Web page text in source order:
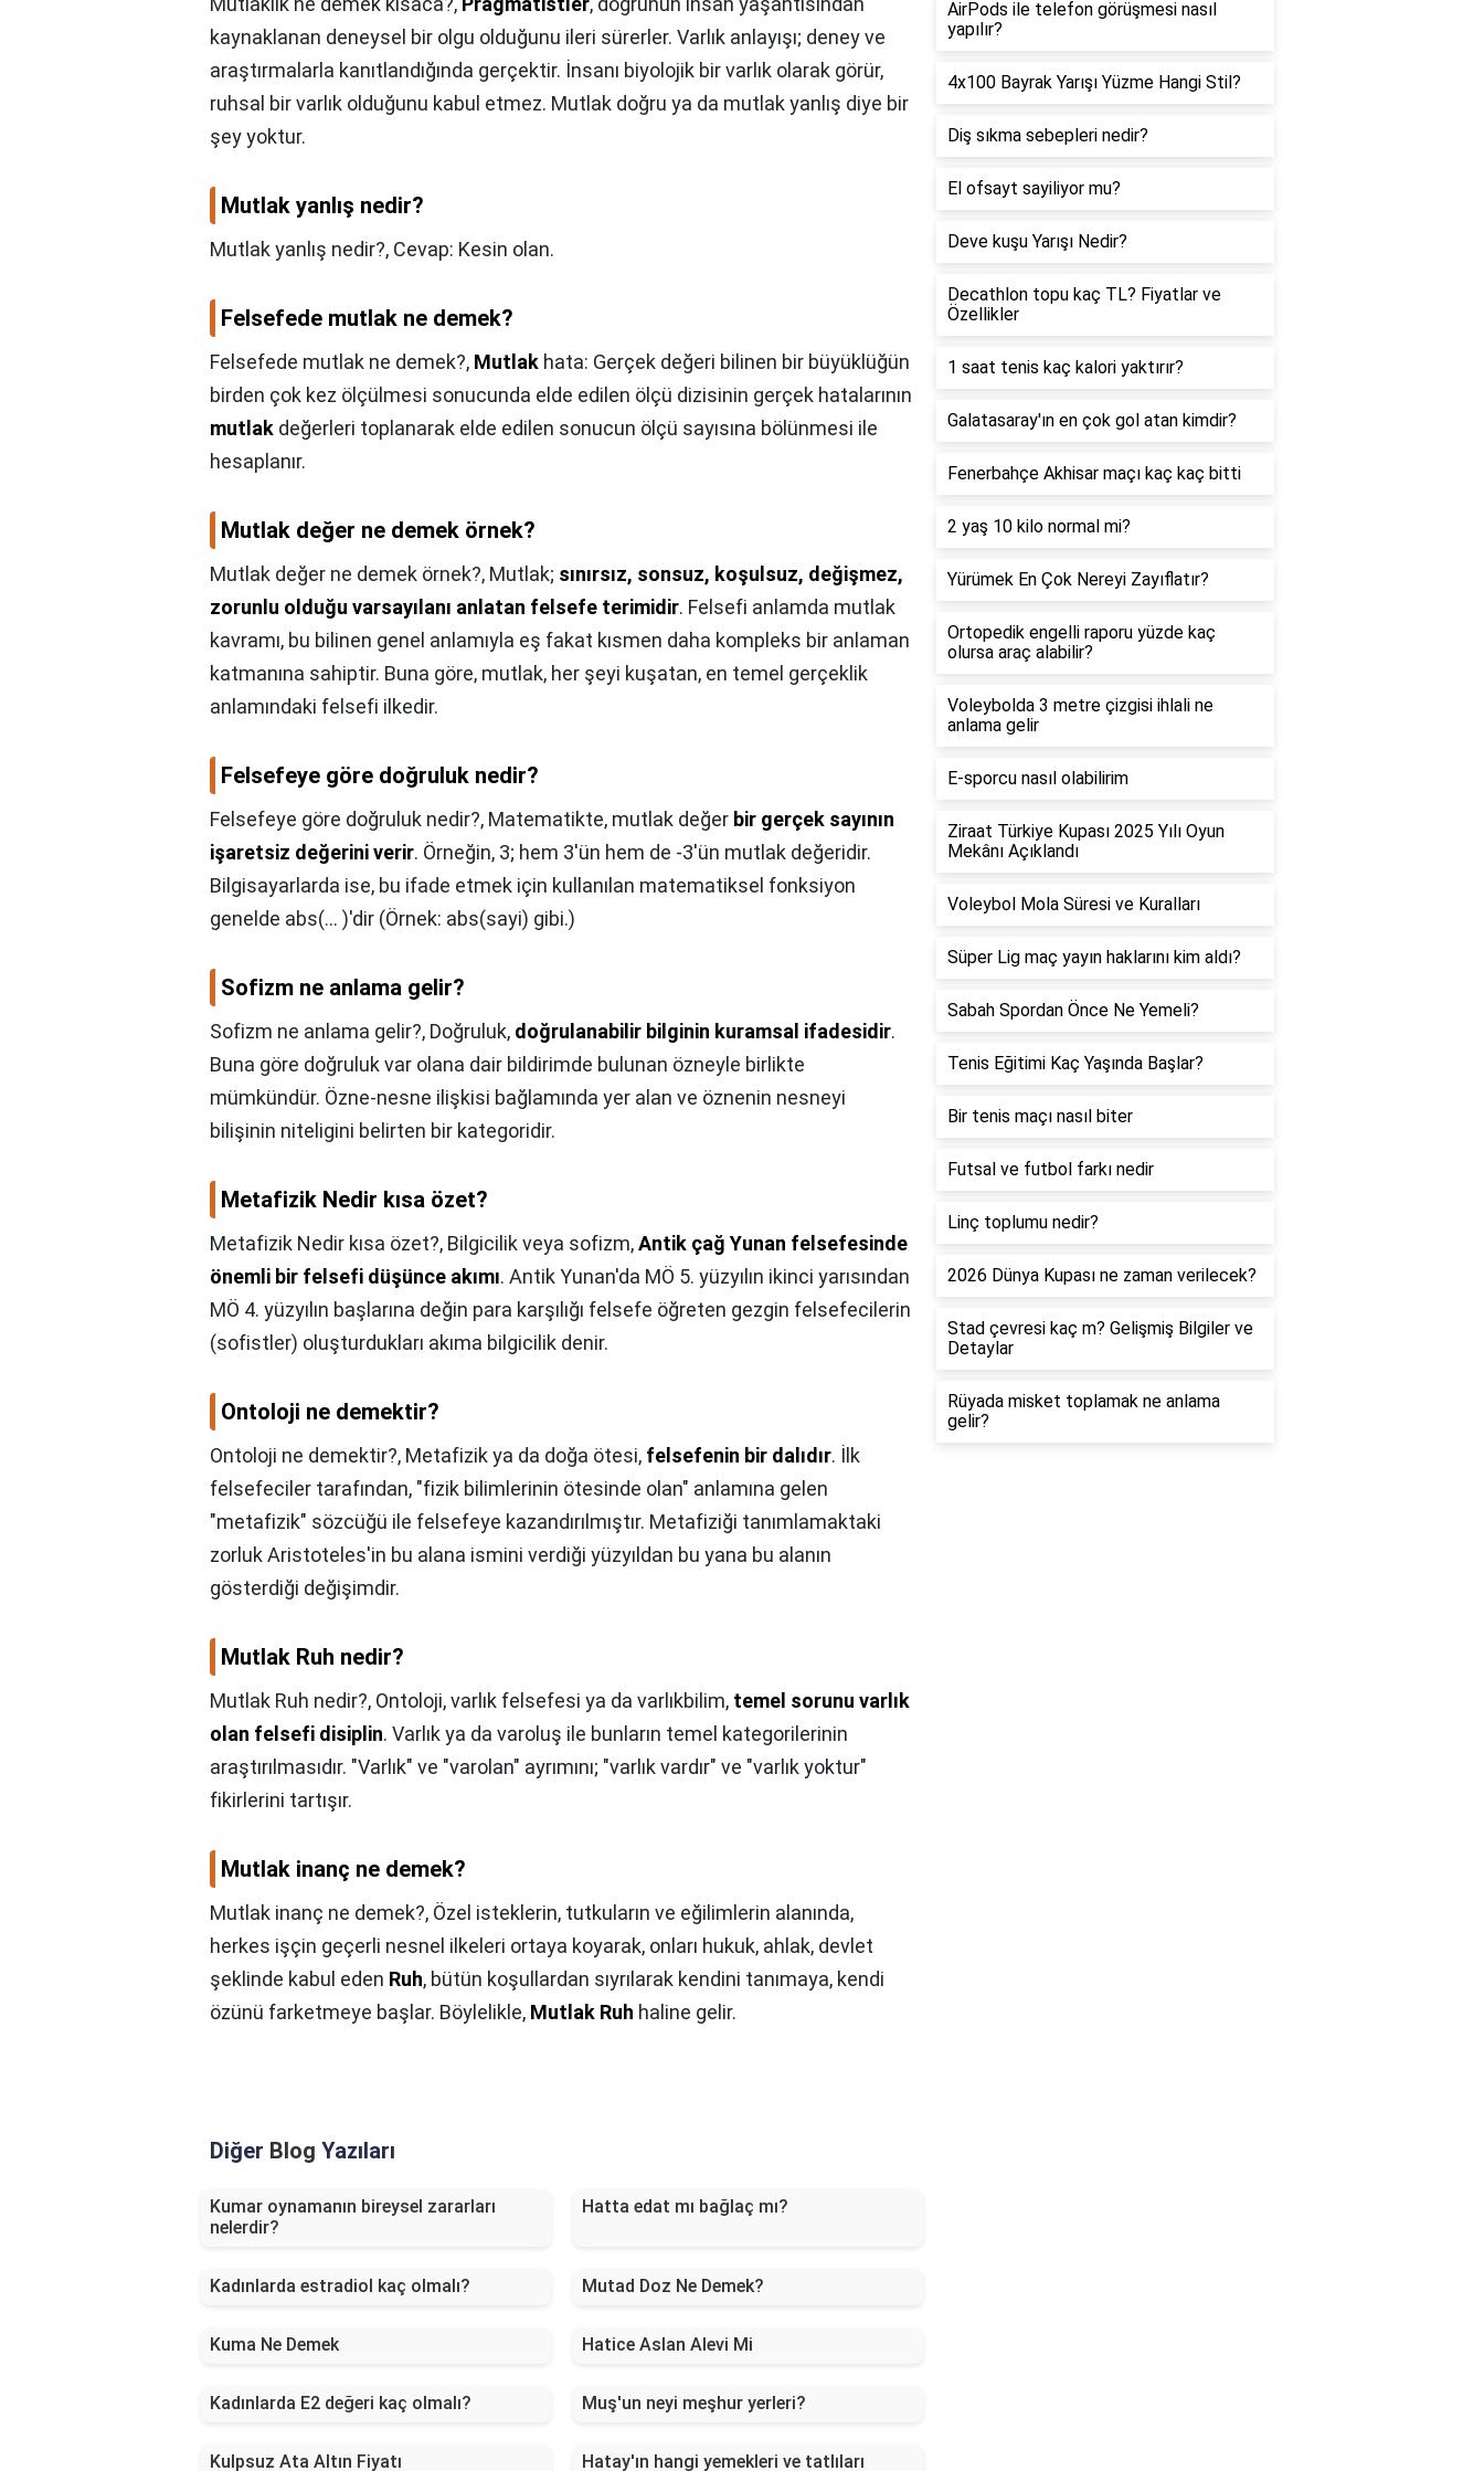
kaynaklanan deneysel bir olgu olduğunu ileri sürerler. Varlık anlayışı; deney ve
araştırmalarla kanıtlandığında gerçektir. İnsanı biyolojik bir varlık olarak görür,
ruhsal bir varlık olduğunu kabul etmez. Mutlak doğru ya da mutlak yanlış diye bir
şey yoktur.
Mutlak yanlış nedir?
Mutlak yanlış nedir?, Cevap: Kesin olan.
Felsefede mutlak ne demek?
Felsefede mutlak ne demek?, Mutlak hata: Gerçek değeri bilinen bir büyüklüğün
birden çok kez ölçülmesi sonucunda elde edilen ölçü dizisinin gerçek hatalarının
mutlak değerleri toplanarak elde edilen sonucun ölçü sayısına bölünmesi ile
hesaplanır.
Mutlak değer ne demek örnek?
Mutlak değer ne demek örnek?, Mutlak; sınırsız, sonsuz, koşulsuz, değişmez,
zorunlu olduğu varsayılanı anlatan felsefe terimidir. Felsefi anlamda mutlak
kavramı, bu bilinen genel anlamıyla eş fakat kısmen daha kompleks bir anlaman
katmanına sahiptir. Buna göre, mutlak, her şeyi kuşatan, en temel gerçeklik
anlamındaki felsefi ilkedir.
Felsefeye göre doğruluk nedir?
Felsefeye göre doğruluk nedir?, Matematikte, mutlak değer bir gerçek sayının
işaretsiz değerini verir. Örneğin, 3; hem 3'ün hem de -3'ün mutlak değeridir.
Bilgisayarlarda ise, bu ifade etmek için kullanılan matematiksel fonksiyon
genelde abs(... )'dir (Örnek: abs(sayi) gibi.)
Sofizm ne anlama gelir?
Sofizm ne anlama gelir?, Doğruluk, doğrulanabilir bilginin kuramsal ifadesidir.
Buna göre doğruluk var olana dair bildirimde bulunan özneyle birlikte
mümkündür. Özne-nesne ilişkisi bağlamında yer alan ve öznenin nesneyi
bilişinin niteligini belirten bir kategoridir.
Metafizik Nedir kısa özet?
Metafizik Nedir kısa özet?, Bilgicilik veya sofizm,Antik çağ Yunan felsefesinde
önemli bir felsefi düşünce akımı. Antik Yunan'da MÖ 5. yüzyılın ikinci yarısından
MÖ 4. yüzyılın başlarına değin para karşılığı felsefe öğreten gezgin felsefecilerin
(sofistler) oluşturdukları akıma bilgicilik denir.
Ontoloji ne demektir?
Ontoloji ne demektir?, Metafizik ya da doğa ötesi, felsefenin bir dalıdır. İlk
felsefeciler tarafından, "fizik bilimlerinin ötesinde olan" anlamına gelen
"metafizik" sözcüğü ile felsefeye kazandırılmıştır. Metafiziği tanımlamaktaki
zorluk Aristoteles'in bu alana ismini verdiği yüzyıldan bu yana bu alanın
gösterdiği değişimdir.
Mutlak Ruh nedir?
Mutlak Ruh nedir?, Ontoloji, varlık felsefesi ya da varlıkbilim, temel sorunu varlık
olan felsefi disiplin. Varlık ya da varoluş ile bunların temel kategorilerinin
araştırılmasıdır. "Varlık" ve "varolan" ayrımını; "varlık vardır" ve "varlık yoktur"
fikirlerini tartışır.
Mutlak inanç ne demek?
Mutlak inanç ne demek?, Özel isteklerin, tutkuların ve eğilimlerin alanında,
herkes işçin geçerli nesnel ilkeleri ortaya koyarak, onları hukuk, ahlak, devlet
şeklinde kabul eden Ruh, bütün koşullardan sıyrılarak kendini tanımaya, kendi
özünü farketmeye başlar. Böylelikle, Mutlak Ruh haline gelir.
Diğer Blog Yazıları
Kumar oynamanın bireysel zararları
nelerdir?
Hatta edat mı bağlaç mı?
Kadınlarda estradiol kaç olmalı? Mutad Doz Ne Demek?
Kuma Ne Demek Hatice Aslan Alevi Mi
Kadınlarda E2 değeri kaç olmalı? Muş'un neyi meşhur yerleri?
Kulpsuz Ata Altın Fiyatı Hatay'ın hangi yemekleri ve tatlıları
AirPods ile telefon görüşmesi nasıl
yapılır?
4x100 Bayrak Yarışı Yüzme Hangi Stil?
Diş sıkma sebepleri nedir?
El ofsayt sayiliyor mu?
Deve kuşu Yarışı Nedir?
Decathlon topu kaç TL? Fiyatlar ve
Özellikler
1 saat tenis kaç kalori yaktırır?
Galatasaray'ın en çok gol atan kimdir?
Fenerbahçe Akhisar maçı kaç kaç bitti
2 yaş 10 kilo normal mi?
Yürümek En Çok Nereyi Zayıflatır?
Ortopedik engelli raporu yüzde kaç
olursa araç alabilir?
Voleybolda 3 metre çizgisi ihlali ne
anlama gelir
E-sporcu nasıl olabilirim
Ziraat Türkiye Kupası 2025 Yılı Oyun
Mekânı Açıklandı
Voleybol Mola Süresi ve Kuralları
Süper Lig maç yayın haklarını kim aldı?
Sabah Spordan Önce Ne Yemeli?
Tenis Eğitimi Kaç Yaşında Başlar?
Bir tenis maçı nasıl biter
Futsal ve futbol farkı nedir
Linç toplumu nedir?
2026 Dünya Kupası ne zaman verilecek?
Stad çevresi kaç m? Gelişmiş Bilgiler ve
Detaylar
Rüyada misket toplamak ne anlama
gelir?